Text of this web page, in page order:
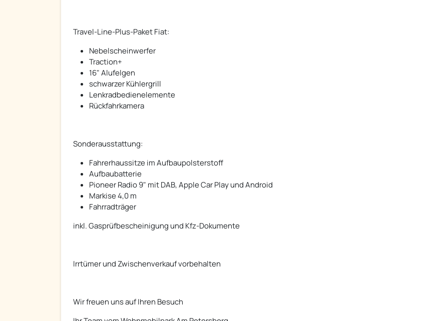
Travel-Line-Plus-Paket Fiat:
Nebelscheinwerfer
Traction+
16" Alufelgen
schwarzer Kühlergrill
Lenkradbedienelemente
Rückfahrkamera
Sonderausstattung:
Fahrerhaussitze im Aufbaupolsterstoff
Aufbaubatterie
Pioneer Radio 9" mit DAB, Apple Car Play und Android
Markise 4,0 m
Fahrradträger
inkl. Gasprüfbescheinigung und Kfz-Dokumente
Irrtümer und Zwischenverkauf vorbehalten
Wir freuen uns auf Ihren Besuch